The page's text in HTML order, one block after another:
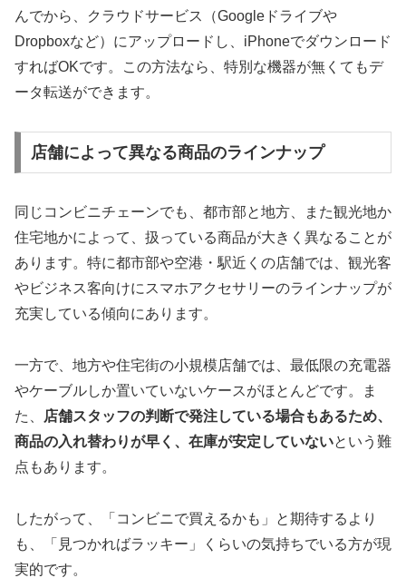
んでから、クラウドサービス（Googleドライブや
Dropboxなど）にアップロードし、iPhoneでダウンロード
すればOKです。この方法なら、特別な機器が無くてもデ
ータ転送ができます。
店舗によって異なる商品のラインナップ
同じコンビニチェーンでも、都市部と地方、また観光地か
住宅地かによって、扱っている商品が大きく異なることが
あります。特に都市部や空港・駅近くの店舗では、観光客
やビジネス客向けにスマホアクセサリーのラインナップが
充実している傾向にあります。
一方で、地方や住宅街の小規模店舗では、最低限の充電器
やケーブルしか置いていないケースがほとんどです。ま
た、
店舗スタッフの判断で発注している場合もあるため、
商品の入れ替わりが早く、在庫が安定していないという難
点もあります。
したがって、「コンビニで買えるかも」と期待するより
も、「見つかればラッキー」くらいの気持ちでいる方が現
実的です。